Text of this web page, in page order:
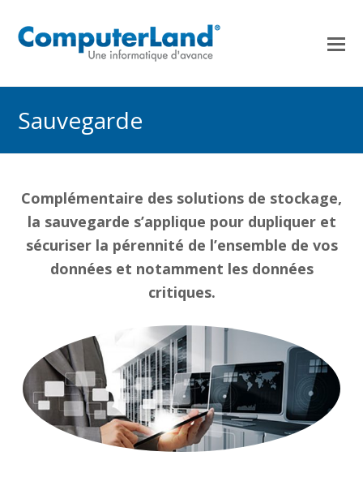
Sauvegarde
Complémentaire des solutions de stockage,
la sauvegarde s’applique pour dupliquer et
sécuriser la pérennité de l’ensemble de vos
données et notamment les données
critiques.